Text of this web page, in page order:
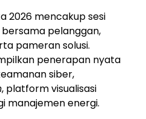
2026 mencakup sesi
pelanggan,
pameran solusi.
penerapan nyata
siber,
, platform visualisasi
manajemen energi.